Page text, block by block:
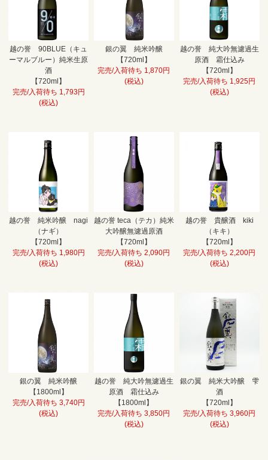
越の誉 90BLUE（キュ
ーマルブルー）純米生原
酒
【720ml】
完売/入荷待ち 1,793円
(税込)
銀の翼 純米吟醸
【720ml】
完売/入荷待ち 1,870円
(税込)
越の誉 純大吟無濾過生
原酒 霜仕込み
【720ml】
完売/入荷待ち 1,925円
(税込)
越の誉 純米吟醸 nagi
（ナギ）
【720ml】
完売/入荷待ち 1,980円
(税込)
越の誉 teca（テカ）純米
大吟醸無濾過原酒
【720ml】
完売/入荷待ち 2,090円
(税込)
越の誉 貴醸酒 kiki
（キキ）
【720ml】
完売/入荷待ち 2,200円
(税込)
銀の翼 純米吟醸
【1800ml】
完売/入荷待ち 3,740円
(税込)
越の誉 純大吟無濾過生
原酒 霜仕込み
【1800ml】
完売/入荷待ち 3,850円
(税込)
銀の翼 純米大吟醸 雫
酒
【720ml】
完売/入荷待ち 3,960円
(税込)